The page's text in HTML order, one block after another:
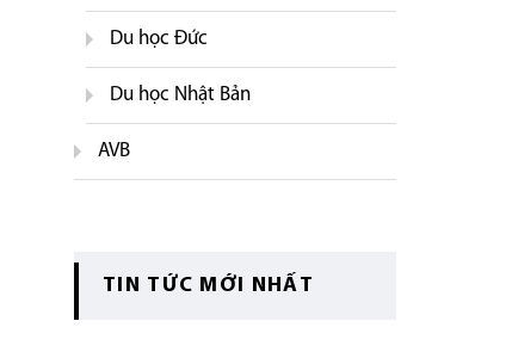
Du học Đức
Du học Nhật Bản
AVB
TIN TỨC MỚI NHẤT